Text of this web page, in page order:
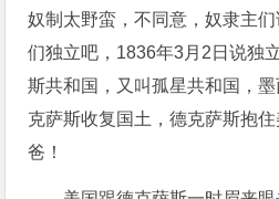
奴制太野蛮，不同意，奴隶主
们独立吧，1836年3月2日说独
斯共和国，又叫孤星共和国，
克萨斯收复国土，德克萨斯抱
爸！